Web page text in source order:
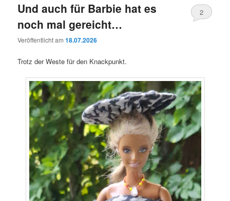
Und auch für Barbie hat es
noch mal gereicht…
Veröffentlicht am18.07.2026
2
Trotz der Weste für den Knackpunkt.